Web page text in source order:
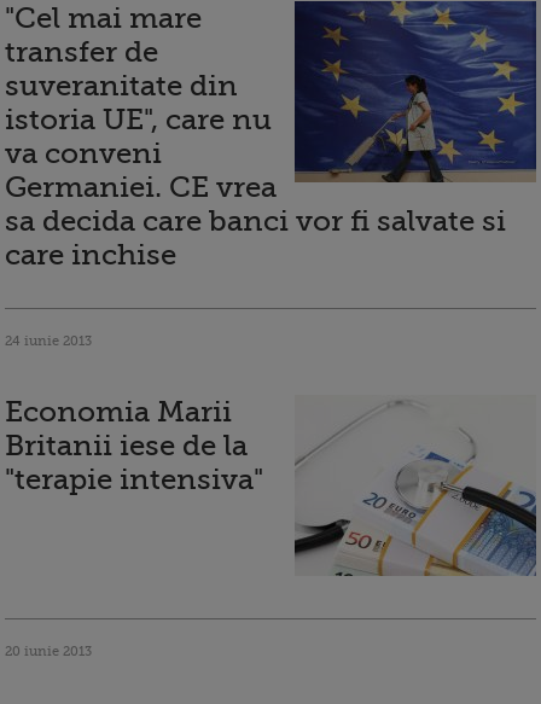
"Cel mai mare
transfer de
suveranitate din
istoria UE", care nu
va conveni
Germaniei. CE vrea
sa decida care banci vor fi salvate si
care inchise
24 iunie 2013
Economia Marii
Britanii iese de la
"terapie intensiva"
20 iunie 2013